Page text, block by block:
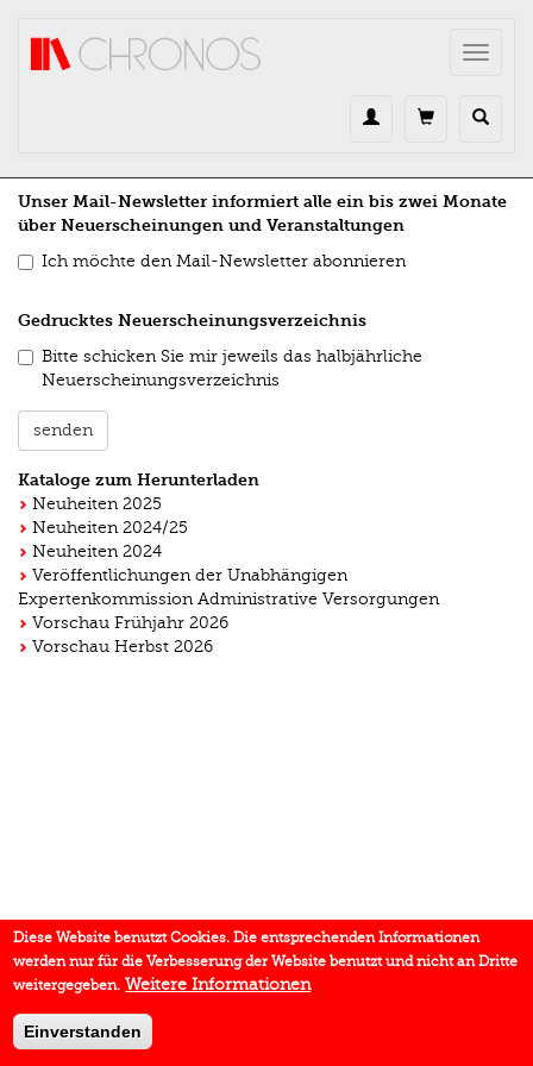
Toggle
Unser Mail-Newsletter informiert alle ein bis zwei Monate
über Neuerscheinungen und Veranstaltungen
Ich möchte den Mail-Newsletter abonnieren
Gedrucktes Neuerscheinungsverzeichnis
Bitte schicken Sie mir jeweils das halbjährliche
Neuerscheinungsverzeichnis
senden
Kataloge zum Herunterladen
Neuheiten 2025
Neuheiten 2024/25
Neuheiten 2024
Veröffentlichungen der Unabhängigen
Expertenkommission Administrative Versorgungen
Vorschau Frühjahr 2026
Vorschau Herbst 2026
Diese Website benutzt Cookies. Die entsprechenden Informationen
werden nur für die Verbesserung der Website benutzt und nicht an Dritte
weitergegeben. Weitere Informationen
Einverstanden